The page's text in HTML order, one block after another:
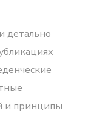
детально
и принципы